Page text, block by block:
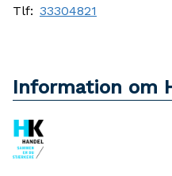
Tlf: 33304821
Information om